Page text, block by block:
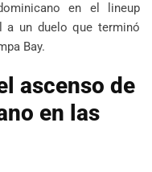
en el lineup
a un duelo que terminó
Bay.
ascenso de
en las